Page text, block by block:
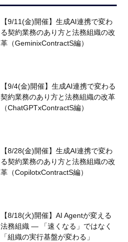
【9/11(金)開催】生成AI連携で変わ
る契約業務のあり方と法務組織の改
革（GeminixContractS編）
【9/4(金)開催】生成AI連携で変わる
契約業務のあり方と法務組織の改革
（ChatGPTxContractS編）
【8/28(金)開催】生成AI連携で変わ
る契約業務のあり方と法務組織の改
革（CopilotxContractS編）
【8/18(火)開催】AI Agentが変える
法務組織 — 「速くなる」ではなく
「組織の実行基盤が変わる」